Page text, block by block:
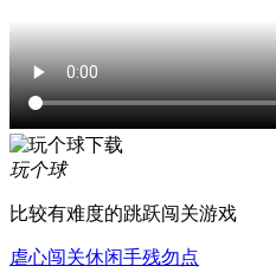
玩个球
比较有难度的跳跃闯关游戏
虐心闯关休闲手残勿点